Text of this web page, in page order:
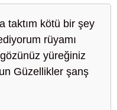
taktım kötü bir şey
rüyamı
gözünüz yüreğiniz
Güzellikler şanş